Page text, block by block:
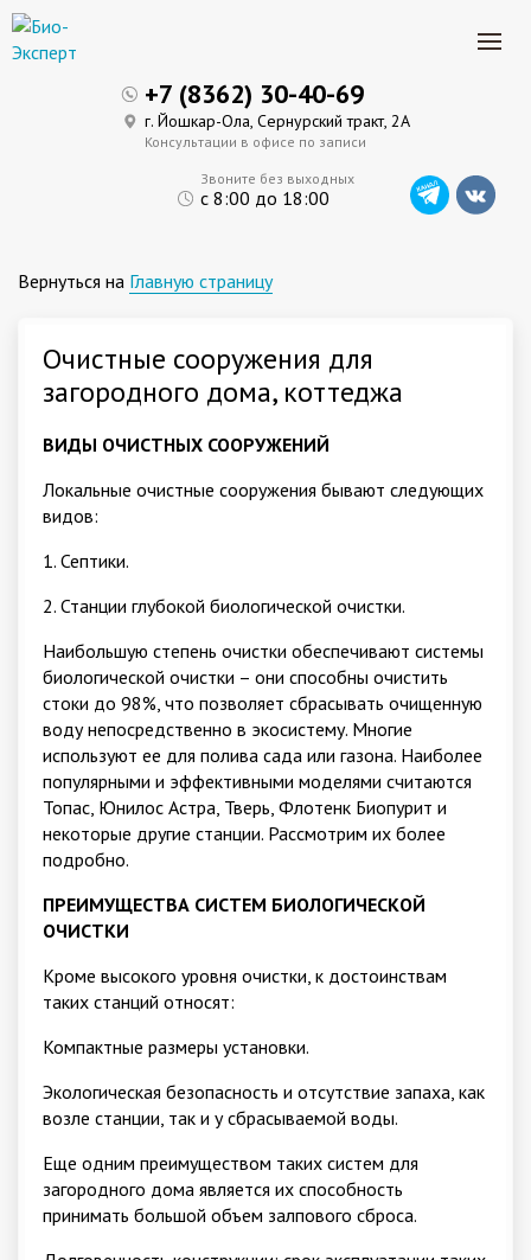
Звоните без выходных
с 8:00 до 18:00
+7 (8362) 30-40-69
г. Йошкар-Ола, Сернурский тракт, 2А
Консультации в офисе по записи
Вернуться на Главную страницу
Очистные сооружения для
загородного дома, коттеджа
ВИДЫ ОЧИСТНЫХ СООРУЖЕНИЙ
Локальные очистные сооружения бывают следующих
видов:
1. Септики.
2. Станции глубокой биологической очистки.
Наибольшую степень очистки обеспечивают системы
биологической очистки – они способны очистить
стоки до 98%, что позволяет сбрасывать очищенную
воду непосредственно в экосистему. Многие
используют ее для полива сада или газона. Наиболее
популярными и эффективными моделями считаются
Топас, Юнилос Астра, Тверь, Флотенк Биопурит и
некоторые другие станции. Рассмотрим их более
подробно.
ПРЕИМУЩЕСТВА СИСТЕМ БИОЛОГИЧЕСКОЙ
ОЧИСТКИ
Кроме высокого уровня очистки, к достоинствам
таких станций относят:
Компактные размеры установки.
Экологическая безопасность и отсутствие запаха, как
возле станции, так и у сбрасываемой воды.
Еще одним преимуществом таких систем для
загородного дома является их способность
принимать большой объем залпового сброса.